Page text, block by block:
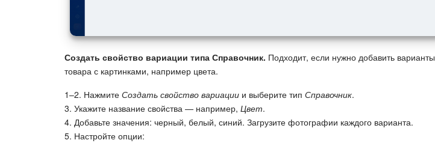
Создать свойство вариации типа Справочник. Подходит, если нужно добавить варианты
товара с картинками, например цвета.
1–2. Нажмите Создать свойство вариации и выберите тип Справочник.
3. Укажите название свойства — например, Цвет.
4. Добавьте значения: черный, белый, синий. Загрузите фотографии каждого варианта.
5. Настройте опции: